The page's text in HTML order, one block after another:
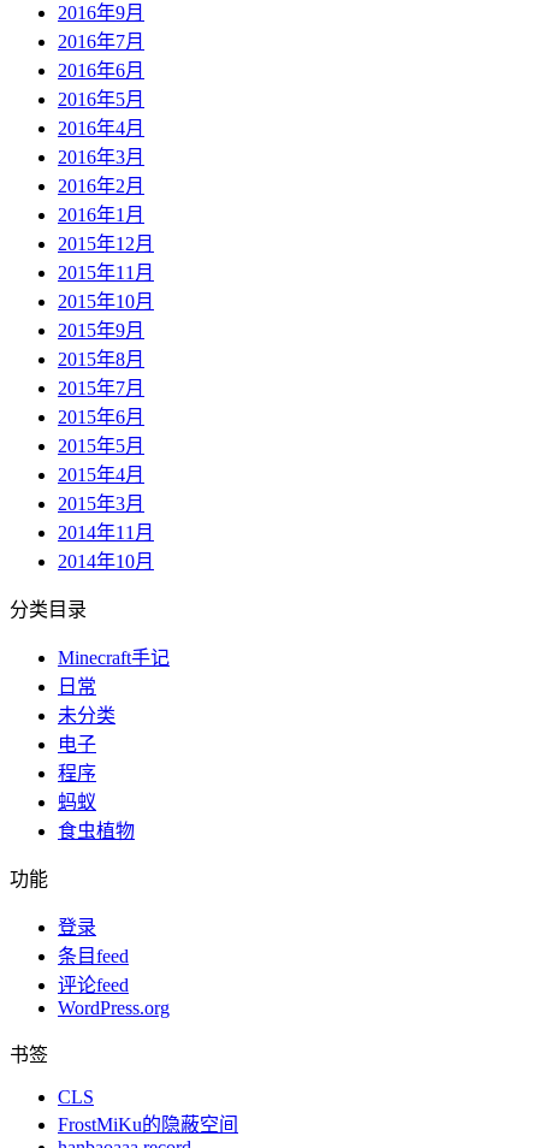
2016年9月
2016年7月
2016年6月
2016年5月
2016年4月
2016年3月
2016年2月
2016年1月
2015年12月
2015年11月
2015年10月
2015年9月
2015年8月
2015年7月
2015年6月
2015年5月
2015年4月
2015年3月
2014年11月
2014年10月
分类目录
Minecraft手记
日常
未分类
电子
程序
蚂蚁
食虫植物
功能
登录
条目feed
评论feed
WordPress.org
书签
CLS
FrostMiKu的隐蔽空间